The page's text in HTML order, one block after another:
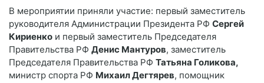
В мероприятии приняли участие: первый заместитель
руководителя Администрации Президента РФ Сергей
Кириенко и первый заместитель Председателя
Правительства РФ Денис Мантуров, заместитель
Председателя Правительства РФ Татьяна Голикова,
министр спорта РФ Михаил Дегтярев, помощник